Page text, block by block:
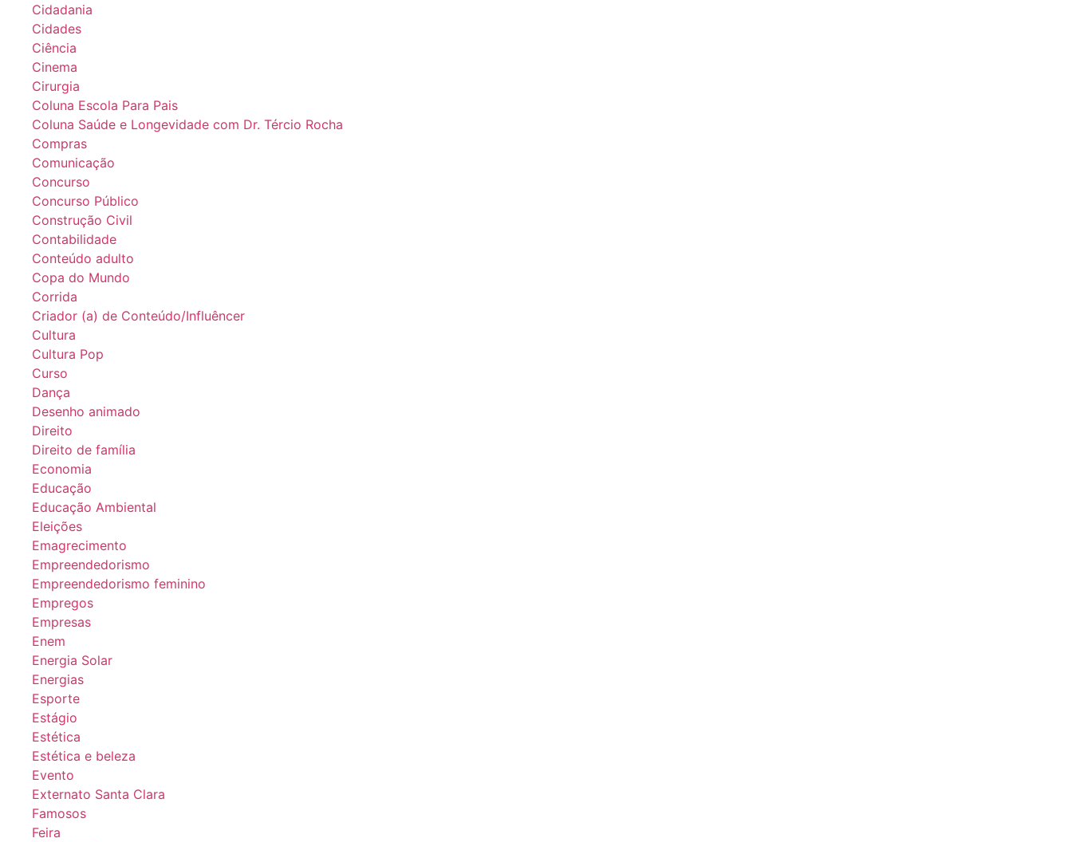
Cidadania
Cidades
Ciência
Cinema
Cirurgia
Coluna Escola Para Pais
Coluna Saúde e Longevidade com Dr. Tércio Rocha
Compras
Comunicação
Concurso
Concurso Público
Construção Civil
Contabilidade
Conteúdo adulto
Copa do Mundo
Corrida
Criador (a) de Conteúdo/Influêncer
Cultura
Cultura Pop
Curso
Dança
Desenho animado
Direito
Direito de família
Economia
Educação
Educação Ambiental
Eleições
Emagrecimento
Empreendedorismo
Empreendedorismo feminino
Empregos
Empresas
Enem
Energia Solar
Energias
Esporte
Estágio
Estética
Estética e beleza
Evento
Externato Santa Clara
Famosos
Feira